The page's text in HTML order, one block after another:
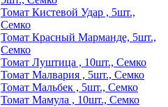
Томат Кистевой Удар , 5шт.,
Семко
Томат Красный Марманде, 5шт.,
Семко
Томат Луштица , 10шт., Семко
Томат Малвария , 5шт., Семко
Томат Мальбек , 5шт., Семко
Томат Мамула , 10шт., Семко